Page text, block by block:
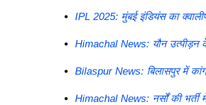
IPL 2025: मुंबई इंडियंस का
Himachal News: यौन उत्पीड़न
Bilaspur News: बिलासपुर में
Himachal News: नर्सों की भर्ती में